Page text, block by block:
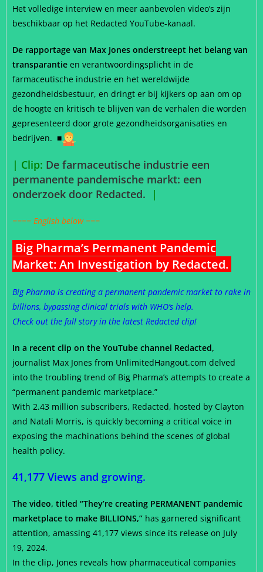
Het volledige interview en meer aanbevolen video’s zijn
beschikbaar op het Redacted YouTube-kanaal.
De rapportage van Max Jones onderstreept het belang van
transparantie en verantwoordingsplicht in de
farmaceutische industrie en het wereldwijde
gezondheidsbestuur, en dringt er bij kijkers op aan om op
de hoogte en kritisch te blijven van de verhalen die worden
gepresenteerd door grote gezondheidsorganisaties en
bedrijven. ■
| Clip: De farmaceutische industrie een
permanente pandemische markt: een
onderzoek door Redacted.
|
==== English below ===
Big Pharma’s Permanent Pandemic
Market: An Investigation by Redacted.
Big Pharma is creating a permanent pandemic market to rake in
billions, bypassing clinical trials with WHO’s help.
Check out the full story in the latest Redacted clip!
In a recent clip on the YouTube channel Redacted,
journalist Max Jones from UnlimitedHangout.com delved
into the troubling trend of Big Pharma’s attempts to create a
“permanent pandemic marketplace.”
With 2.43 million subscribers, Redacted, hosted by Clayton
and Natali Morris, is quickly becoming a critical voice in
exposing the machinations behind the scenes of global
health policy.
41,177 Views and growing.
The video, titled “They’re creating PERMANENT pandemic
marketplace to make BILLIONS,” has garnered significant
attention, amassing 41,177 views since its release on July
19, 2024.
In the clip, Jones reveals how pharmaceutical companies